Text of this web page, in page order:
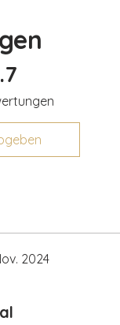
Aufgabenkarten
Aufgaben
aus. Für eine
zu laminieren.
los – entdeckt
2024
bewertet.